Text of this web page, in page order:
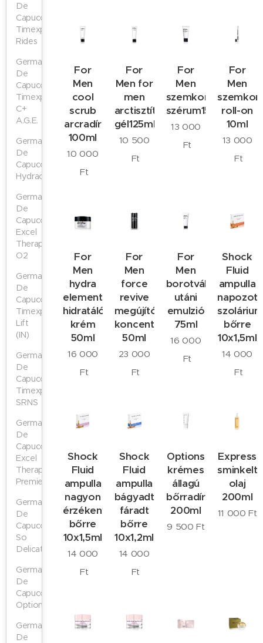
De
Capuccini
Timexpert
Rides
Germaine
De
Capuccini
Timexpert
C+
A.G.E.
Germaine
De
Capuccini
Hydracure
Germaine
De
Capuccini
Excel
Therapy
O2
Germaine
De
Capuccini
Timexpert
Lift
(IN)
Germaine
De
Capuccini
Timexpert
SRNS
Germaine
De
Capuccini
Excel
Therapy
Premier
Germaine
De
Capuccini
So
Delicate
Germaine
De
Capuccini
Options
Germaine
De
For
Men
cool
scrub
arcradír
100ml
10 000
Ft
For
Men for
men
arctisztító
gél125ml
10 500
Ft
For
Men
szemkontúr
szérum15ml
13 000
Ft
For
Men
roll-on
10ml
13 000
Ft
For
Men
hydra
elements
hidratáló
krém
50ml
16 000
Ft
For
Men
force
revive
megújító
koncentrátum
50ml
23 000
Ft
For
Men
borotválkozás
utáni
emulzió
75ml
16 000
Ft
Shock
Fluid
ampulla
bőrre
10x1,5ml
14 000
Ft
Shock
Fluid
ampulla
nagyon
érzékeny
bőrre
10x1,5ml
14 000
Ft
Shock
Fluid
ampulla
bágyadt
fáradt
bőrre
10x1,2ml
14 000
Ft
Options
krémes
állagú
bőrradír
200ml
9 500 Ft
Express
olaj
200ml
11 000 Ft